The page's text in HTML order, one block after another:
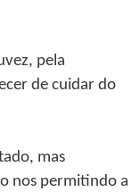
pela
de cuidar do
mas
nos permitindo a